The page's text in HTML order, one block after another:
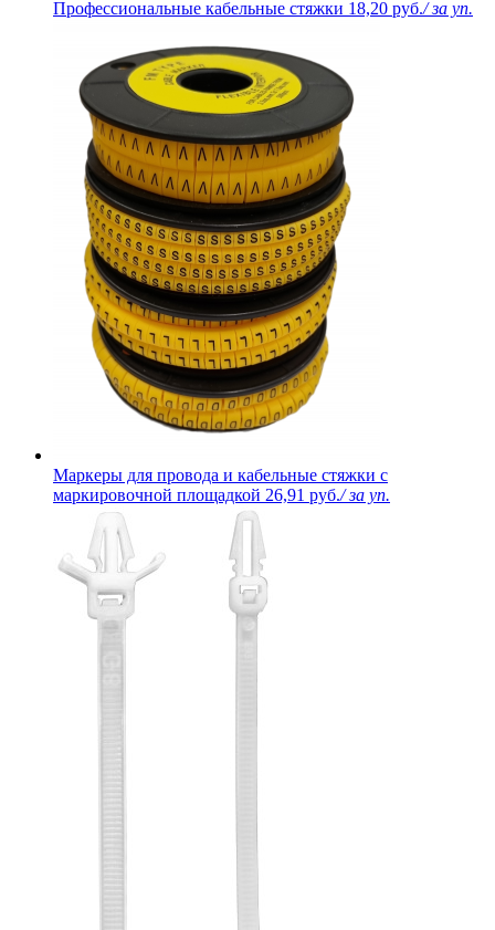
Профессиональные кабельные стяжки 18,20 руб./ за уп.
Маркеры для провода и кабельные стяжки с
маркировочной площадкой 26,91 руб./ за уп.